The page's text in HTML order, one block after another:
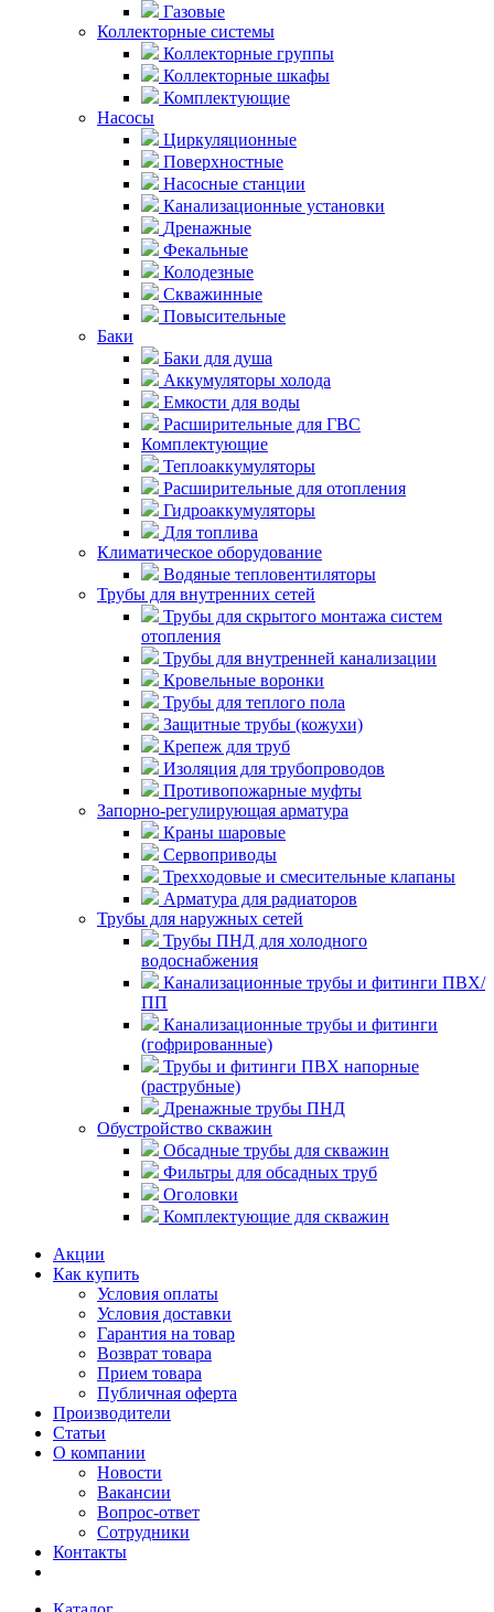
Газовые
Коллекторные системы
Коллекторные группы
Коллекторные шкафы
Комплектующие
Насосы
Циркуляционные
Поверхностные
Насосные станции
Канализационные установки
Дренажные
Фекальные
Колодезные
Скважинные
Повысительные
Баки
Баки для душа
Аккумуляторы холода
Емкости для воды
Расширительные для ГВС
Комплектующие
Теплоаккумуляторы
Расширительные для отопления
Гидроаккумуляторы
Для топлива
Климатическое оборудование
Водяные тепловентиляторы
Трубы для внутренних сетей
Трубы для скрытого монтажа систем
отопления
Трубы для внутренней канализации
Кровельные воронки
Трубы для теплого пола
Защитные трубы (кожухи)
Крепеж для труб
Изоляция для трубопроводов
Противопожарные муфты
Запорно-регулирующая арматура
Краны шаровые
Сервоприводы
Трехходовые и смесительные клапаны
Арматура для радиаторов
Трубы для наружных сетей
Трубы ПНД для холодного
водоснабжения
Канализационные трубы и фитинги ПВХ/
ПП
Канализационные трубы и фитинги
(гофрированные)
Трубы и фитинги ПВХ напорные
(раструбные)
Дренажные трубы ПНД
Обустройство скважин
Обсадные трубы для скважин
Фильтры для обсадных труб
Оголовки
Комплектующие для скважин
Акции
Как купить
Условия оплаты
Условия доставки
Гарантия на товар
Возврат товара
Прием товара
Публичная оферта
Производители
Статьи
О компании
Новости
Вакансии
Вопрос-ответ
Сотрудники
Контакты